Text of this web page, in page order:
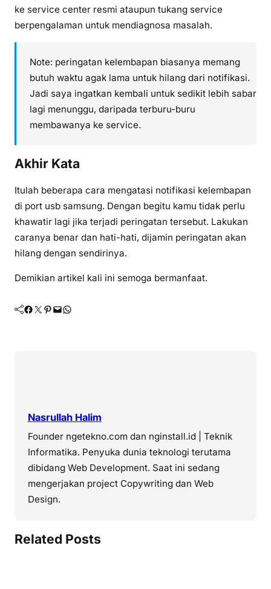
ke service center resmi ataupun tukang service
berpengalaman untuk mendiagnosa masalah.
Note: peringatan kelembapan biasanya memang
butuh waktu agak lama untuk hilang dari notifikasi.
Jadi saya ingatkan kembali untuk sedikit lebih sabar
lagi menunggu, daripada terburu-buru
membawanya ke service.
Akhir Kata
Itulah beberapa cara mengatasi notifikasi kelembapan
di port usb samsung. Dengan begitu kamu tidak perlu
khawatir lagi jika terjadi peringatan tersebut. Lakukan
caranya benar dan hati-hati, dijamin peringatan akan
hilang dengan sendirinya.
Demikian artikel kali ini semoga bermanfaat.
Facebook Twitter Pinterest Mail WhatsApp
Nasrullah Halim
Founder ngetekno.com dan nginstall.id | Teknik
Informatika. Penyuka dunia teknologi terutama
dibidang Web Development. Saat ini sedang
mengerjakan project Copywriting dan Web
Design.
Related Posts